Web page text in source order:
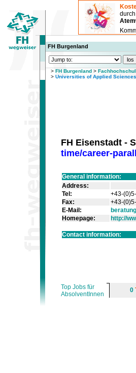
FH Burgenland
> FH Burgenland >
> Universities of Applied Sciences
FH Eisenstadt -
time/career-
General information:
Address:
Tel:
+43-
Fax:
+43-
E-Mail:
Homepage:
http://
Contact information:
Top Jobs für
AbsolventInnen
0